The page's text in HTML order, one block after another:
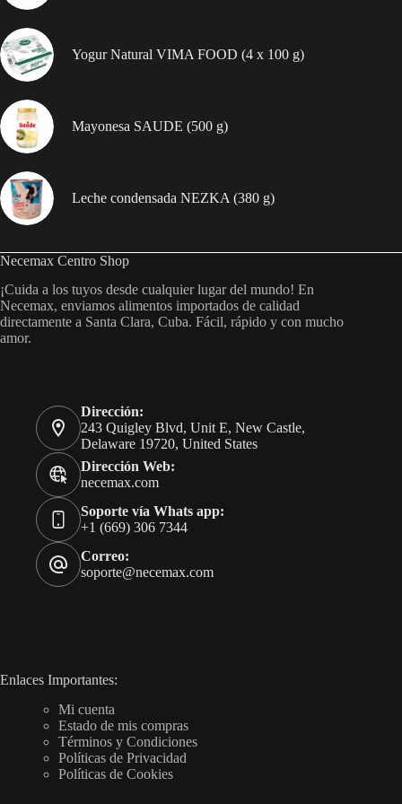
Yogur Natural VIMA FOOD (4 x 100 g)
Mayonesa SAUDE (500 g)
Leche condensada NEZKA (380 g)
Necemax Centro Shop
¡Cuida a los tuyos desde cualquier lugar del mundo! En
Necemax, enviamos alimentos importados de calidad
directamente a Santa Clara, Cuba. Fácil, rápido y con mucho
amor.
Dirección:
243 Quigley Blvd, Unit E, New Castle,
Delaware 19720, United States
Dirección Web:
necemax.com
Soporte vía Whats app:
+1 (669) 306 7344
Correo:
soporte@necemax.com
Enlaces Importantes:
Mi cuenta
Estado de mis compras
Términos y Condiciones
Políticas de Privacidad
Políticas de Cookies